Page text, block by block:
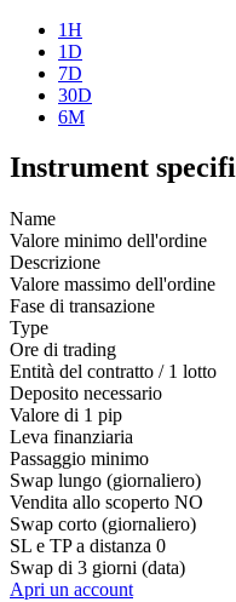
1H
1D
7D
30D
6M
Instrument
Name
Valore minimo dell'ordine
Descrizione
Valore massimo dell'ordine
Fase di transazione
Type
Ore di trading
Entità del contratto / 1 lotto
Deposito necessario
Valore di 1 pip
Leva finanziaria
Passaggio minimo
Swap lungo (giornaliero)
Vendita allo scoperto NO
Swap corto (giornaliero)
SL e TP a distanza 0
Swap di 3 giorni (data)
Apri un account